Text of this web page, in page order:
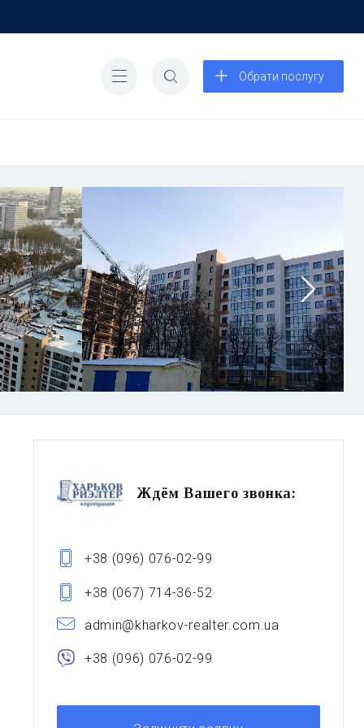
Обрати послугу
Ждём Вашего звонка:
+38 (096) 076-02-99
+38 (067) 714-36-52
admin@kharkov-realter.com.ua
+38 (096) 076-02-99